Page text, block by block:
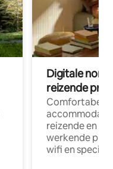
Digitale
reizende
Comfortabele
reizende en
werkende
wifi en